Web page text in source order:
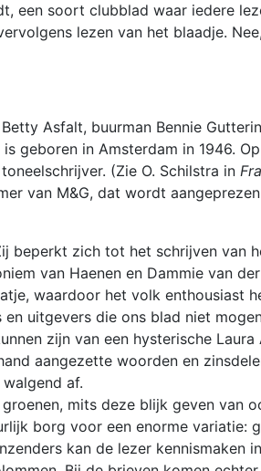
een soort clubblad waar iedere
lezen van het blaadje.
Asfalt, buurman Bennie
geboren in Amsterdam in 1946.
(Zie O. Schilstra in
van M&G, dat wordt
beperkt zich tot het schrijven van
van Haenen en Dammie van
waardoor het volk enthousiast
uitgevers die ons blad niet
zijn van een hysterische Laura
aangezette woorden en
af.
mits deze blijk geven van
borg voor een enorme variatie:
kan de lezer kennismaken